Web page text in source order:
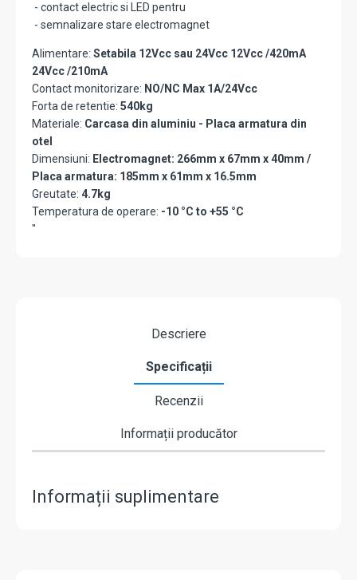
- contact electric si LED pentru
- semnalizare stare electromagnet
Alimentare: Setabila 12Vcc sau 24Vcc 12Vcc /420mA
24Vcc /210mA
Contact monitorizare: NO/NC Max 1A/24Vcc
Forta de retentie: 540kg
Materiale: Carcasa din aluminiu - Placa armatura din
otel
Dimensiuni: Electromagnet: 266mm x 67mm x 40mm /
Placa armatura: 185mm x 61mm x 16.5mm
Greutate: 4.7kg
Temperatura de operare: -10 °C to +55 °C
"
Descriere
Specificații
Recenzii
Informații producător
Informații suplimentare